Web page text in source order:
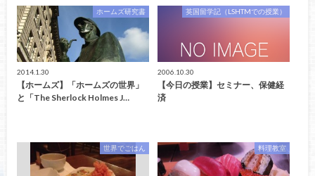
ホームズ研究書
2014.1.30
【ホームズ】「ホームズの世界」
と「The Sherlock Holmes J…
英国留学記（LSHTMでの授業）
2006.10.30
【今日の授業】セミナー、保健経
済
世界でごはん 料理教室